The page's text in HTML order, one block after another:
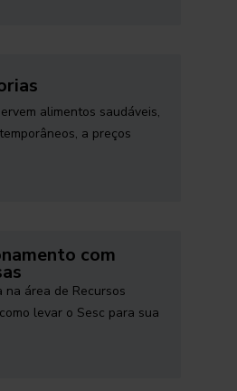
alimentos saudáveis,
a preços
com
na área de Recursos
levar o Sesc para sua